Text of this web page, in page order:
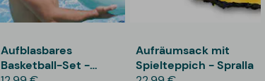
Aufblasbares
Basketball-Set -
Aufräumsack mit
Spielteppich - Spralla